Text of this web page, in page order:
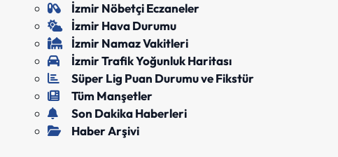
İzmir Nöbetçi Eczaneler
İzmir Hava Durumu
İzmir Namaz Vakitleri
İzmir Trafik Yoğunluk Haritası
Süper Lig Puan Durumu ve Fikstür
Tüm Manşetler
Son Dakika Haberleri
Haber Arşivi